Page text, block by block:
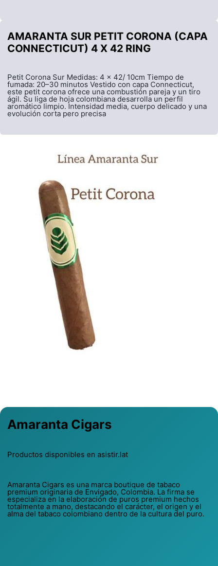
AMARANTA SUR PETIT CORONA (CAPA
CONNECTICUT) 4 X 42 RING
Petit Corona Sur Medidas: 4 x 42/ 10cm Tiempo de
fumada: 20–30 minutos Vestido con capa Connecticut,
este petit corona ofrece una combustión pareja y un tiro
ágil. Su liga de hoja colombiana desarrolla un perfil
aromático limpio. Intensidad media, cuerpo delicado y una
evolución corta pero precisa
Amaranta Cigars
Productos disponibles en asistir.lat
Amaranta Cigars es una marca boutique de tabaco
premium originaria de Envigado, Colombia. La firma se
especializa en la elaboración de puros premium hechos
totalmente a mano, destacando el carácter, el origen y el
alma del tabaco colombiano dentro de la cultura del puro.